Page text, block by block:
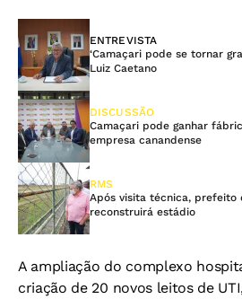
ENTREVISTA
‘Camaçari pode se tornar
Luiz Caetano
DISCUSSÃO
Camaçari pode ganhar
empresa canandense
RMS
Após visita técnica, prefeito
reconstruirá estádio
A ampliação do complexo
criação de 20 novos leitos de